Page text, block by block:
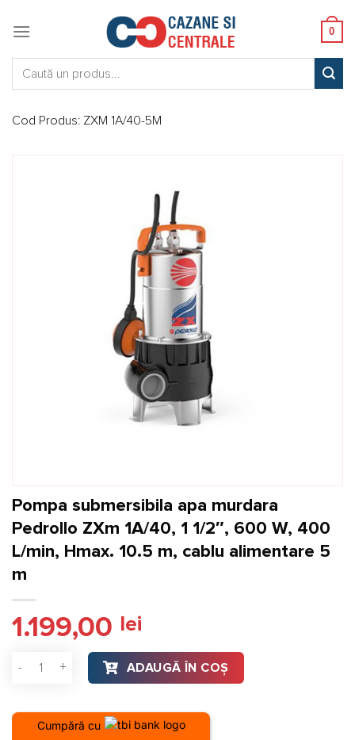
0
Cod Produs: ZXM 1A/40-5M
Pompa submersibila apa murdara
Pedrollo ZXm 1A/40, 1 1/2″, 600 W, 400
L/min, Hmax. 10.5 m, cablu alimentare 5
m
1.199,00 lei
Cantitate Pompa submersibila apa murdara Pedrollo ZXm
ADAUGĂ ÎN COȘ
Cumpără cu